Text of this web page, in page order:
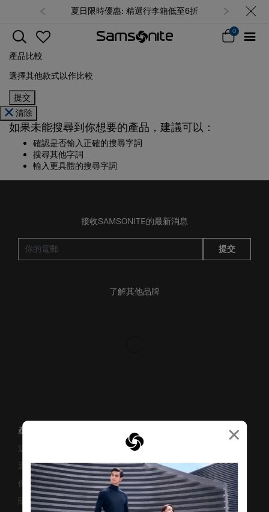
×
夏日限時優惠: 精選行李箱低至6折
0
產品比較
選擇其他款式以作比較
提交
清除
如果未能搜尋到你想要的產品，建議可以：
確認是否輸入正確的搜尋字詞
搜尋其他字詞
輸入更具體的搜尋字詞
接收SAMSONITE的最新消息
提交
了解其他品牌
產品支援/常見問題
送貨安排
退貨與換貨
保修條款及細則
賺取「亞洲萬里通」條款